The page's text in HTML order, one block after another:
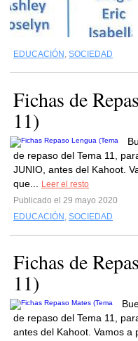
EDUCACIÓN , SOCIEDAD
Fichas de
11)
de repaso del Tema 11,
JUNIO, antes del Kahoot.
que...
Leer el resto
Publicado el 29 mayo 2020
EDUCACIÓN , SOCIEDAD
Fichas de
11)
de repaso del Tema 11,
antes del Kahoot. Vamos a